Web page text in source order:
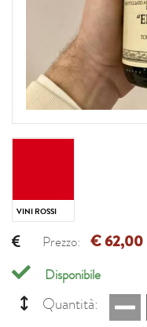
VINI ROSSI
Prezzo: € 62,00
Disponibile
Quantità: